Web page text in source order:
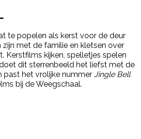
te popelen als kerst voor de deur
zijn met de familie en kletsen over
Kerstfilms kijken, spelletjes spelen
dit sterrenbeeld het liefst met de
past het vrolijke nummerJingle Bell
bij de Weegschaal.